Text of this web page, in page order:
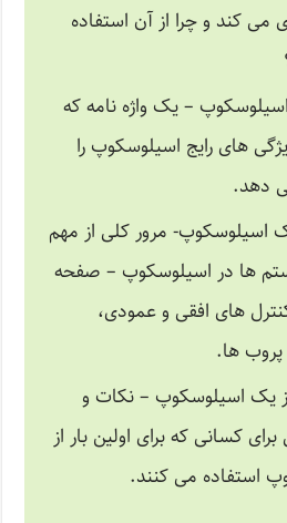
می کند و چرا از آن استفاده
اسیلوسکوپ – یک واژه نامه که
های رایج اسیلوسکوپ را
دهد.
اسیلوسکوپ- مرور کلی از مهم
ها در اسیلوسکوپ – صفحه
های افقی و عمودی،
پروب ها.
یک اسیلوسکوپ – نکات و
برای کسانی که برای اولین بار از
استفاده می کنند.